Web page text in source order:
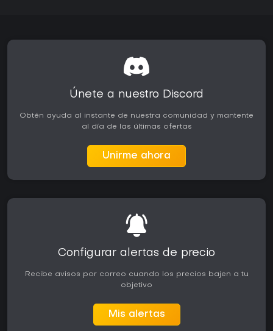
Únete a nuestro Discord
Obtén ayuda al instante de nuestra comunidad y mantente
al día de las últimas ofertas
Unirme ahora
Configurar alertas de precio
Recibe avisos por correo cuando los precios bajen a tu
objetivo
Mis alertas